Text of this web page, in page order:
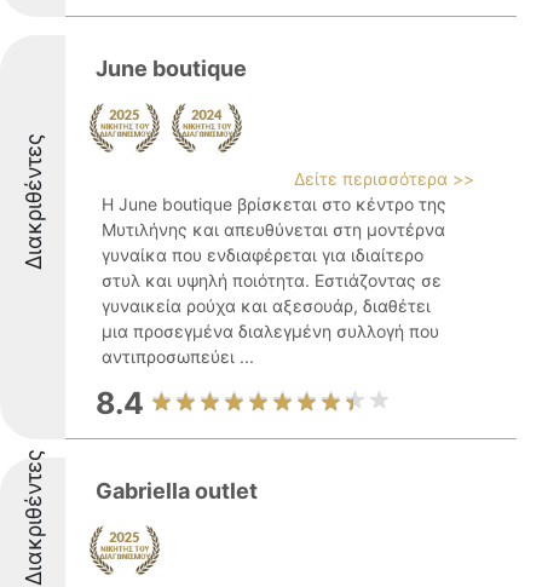
Διακριθέντες
June boutique
Δείτε περισσότερα >>
Η June boutique βρίσκεται στο κέντρο της
Μυτιλήνης και απευθύνεται στη μοντέρνα
γυναίκα που ενδιαφέρεται για ιδιαίτερο
στυλ και υψηλή ποιότητα. Εστιάζοντας σε
γυναικεία ρούχα και αξεσουάρ, διαθέτει
μια προσεγμένα διαλεγμένη συλλογή που
αντιπροσωπεύει ...
8.4
Διακριθέντες Gabriella outlet